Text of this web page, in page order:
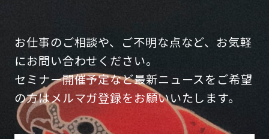
お仕事のご相談や、ご不明な点など、お気軽
にお問い合わせください。
セミナー開催予定など最新ニュースをご希望
の方はメルマガ登録をお願いいたします。